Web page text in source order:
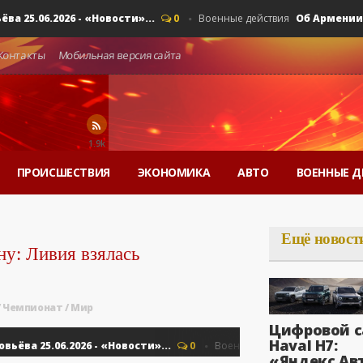
- «Новости»... 0 Военные действия Об Армении,
Мобильная версия сайта
1.9k
ПРОИСШЕСТВИЯ ЭКОНОМИКА АВТО ВОЕННЫЕ
Ливия взялась
Чемпионат/Мир
25.06.2026 - «Новости»... 0 Военные действия Об Армении,
Ещё
Цифровой
Haval H7: